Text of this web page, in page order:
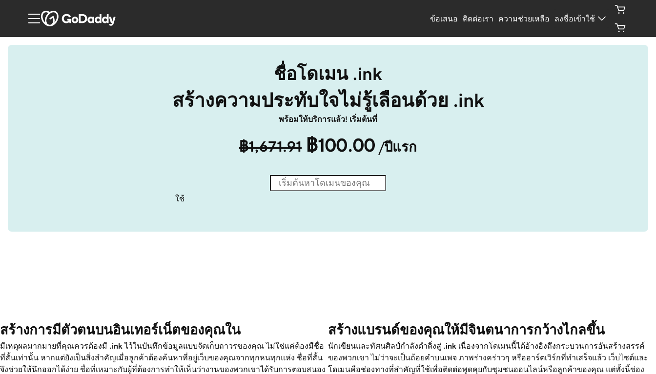
ข้อเสนอ ติดต่อเรา ความช่วยเหลือ ลงชื่อเข้าใช้
ชื่อโดเมน .ink
สร้างความประทับใจไม่รู้เลือนด้วย .ink
พร้อมให้บริการแล้ว! เริ่มต้นที่
฿1,671.91 ฿100.00 /ปีแรก
ใช้
สร้างการมีตัวตนบนอินเทอร์เน็ตของคุณใน
มีเหตุผลมากมายที่คุณควรต้องมี .ink ไว้ในบันทึกข้อมูลแบบจัดเก็บถาวรของคุณ ไม่ใช่แค่ต้องมีชื่อ
ที่สั้นเท่านั้น หากแต่ยังเป็นสิ่งสำคัญเมื่อลูกค้าต้องค้นหาที่อยู่เว็บของคุณจากทุกหนทุกแห่ง ชื่อที่สั้น
จึงช่วยให้นึกออกได้ง่าย ชื่อที่เหมาะกับผู้ที่ต้องการทำให้เห็นว่างานของพวกเขาได้รับการตอบสนอง
สร้างแบรนด์ของคุณให้มีจินตนาการกว้างไกลขึ้น
นักเขียนและทัศนศิลป์กำลังดำดิ่งสู่ .ink เนื่องจากโดเมนนี้ได้อ้างอิงถึงกระบวนการอันสร้างสรรค์
ของพวกเขา ไม่ว่าจะเป็นถ้อยคำบนเพจ ภาพร่างคร่าวๆ หรืออาร์ตเวิร์กที่ทำเสร็จแล้ว เว็บไซต์และ
โดเมนคือช่องทางที่สำคัญที่ใช้เพื่อติดต่อพูดคุยกับชุมชนออนไลน์หรือลูกค้าของคุณ แต่ทั้งนี้ช่อง